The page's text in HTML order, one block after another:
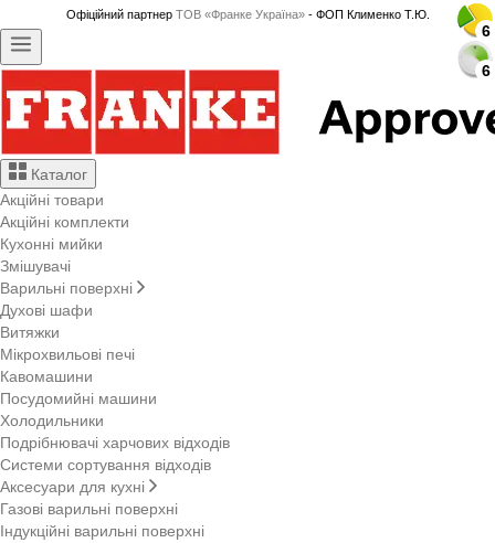
Офіційний партнер ТОВ «Франке Україна»- ФОП Клименко Т.Ю.
Каталог
Акційні товари
Акційні комплекти
Кухонні мийки
Змішувачі
Варильні поверхні
Духові шафи
Витяжки
Мікрохвильові печі
Кавомашини
Посудомийні машини
Холодильники
Подрібнювачі харчових відходів
Системи сортування відходів
Аксесуари для кухні
Газові варильні поверхні
Індукційні варильні поверхні
6
6
6
6
6
6
6
6
6
6
6
6
6
6
6
6
6
6
6
6
6
6
6
6
6
6
6
6
6
6